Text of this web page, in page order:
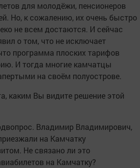
для молодёжи, пенсионеров
Но, к сожалению, их очень быстро
не всем достаются. И сейчас
о том, что не исключает
программа плоских тарифов
И тогда многие камчатцы
на своём полуострове.
каким Вы видите решение этой
Владимир Владимирович,
на Камчатку
Не связано ли это
на Камчатку?